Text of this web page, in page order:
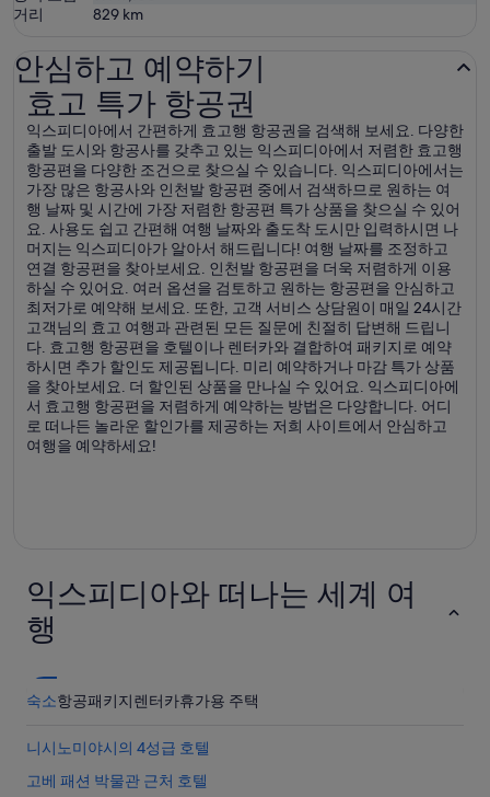
거리
829 km
안심하고 예약하기
효고 특가 항공권
익스피디아에서 간편하게 효고행 항공권을 검색해 보세요. 다양한
출발 도시와 항공사를 갖추고 있는 익스피디아에서 저렴한 효고행
항공편을 다양한 조건으로 찾으실 수 있습니다. 익스피디아에서는
가장 많은 항공사와 인천발 항공편 중에서 검색하므로 원하는 여
행 날짜 및 시간에 가장 저렴한 항공편 특가 상품을 찾으실 수 있어
요. 사용도 쉽고 간편해 여행 날짜와 출도착 도시만 입력하시면 나
머지는 익스피디아가 알아서 해드립니다! 여행 날짜를 조정하고
연결 항공편을 찾아보세요. 인천발 항공편을 더욱 저렴하게 이용
하실 수 있어요. 여러 옵션을 검토하고 원하는 항공편을 안심하고
최저가로 예약해 보세요. 또한, 고객 서비스 상담원이 매일 24시간
고객님의 효고 여행과 관련된 모든 질문에 친절히 답변해 드립니
다. 효고행 항공편을 호텔이나 렌터카와 결합하여 패키지로 예약
하시면 추가 할인도 제공됩니다. 미리 예약하거나 마감 특가 상품
을 찾아보세요. 더 할인된 상품을 만나실 수 있어요. 익스피디아에
서 효고행 항공편을 저렴하게 예약하는 방법은 다양합니다. 어디
로 떠나든 놀라운 할인가를 제공하는 저희 사이트에서 안심하고
여행을 예약하세요!
효고 특가 항공권
익스피디아와 떠나는 세계 여
행
숙소항공패키지렌터카휴가용 주택
니시노미야시의 4성급 호텔
고베 패션 박물관 근처 호텔